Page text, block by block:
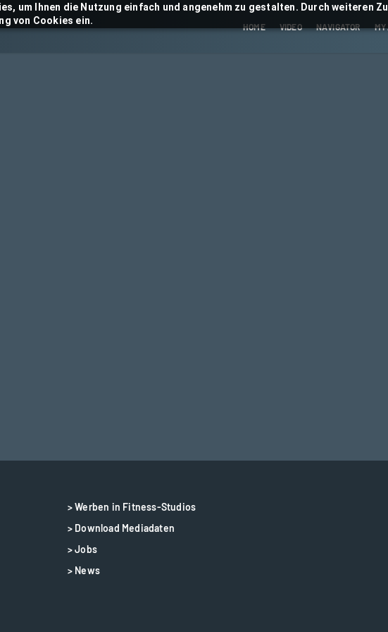
um Ihnen die Nutzung einfach und angenehm zu gestalten. Durch weiteren
von Cookies ein.
HOME VIDEO NAVIGATOR MY
> Werben in Fitness-Studios
> Download Mediadaten
> Jobs
> News